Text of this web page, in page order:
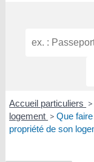
Accueil particuliers >
logement > Que
propriété de son